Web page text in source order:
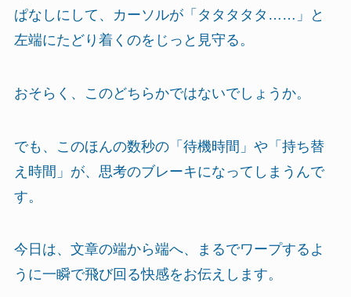
ぱなしにして、カーソルが「タタタタタ……」と
左端にたどり着くのをじっと見守る。
おそらく、このどちらかではないでしょうか。
でも、このほんの数秒の「待機時間」や「持ち替
え時間」が、思考のブレーキになってしまうんで
す。
今日は、文章の端から端へ、まるでワープするよ
うに一瞬で飛び回る快感をお伝えします。